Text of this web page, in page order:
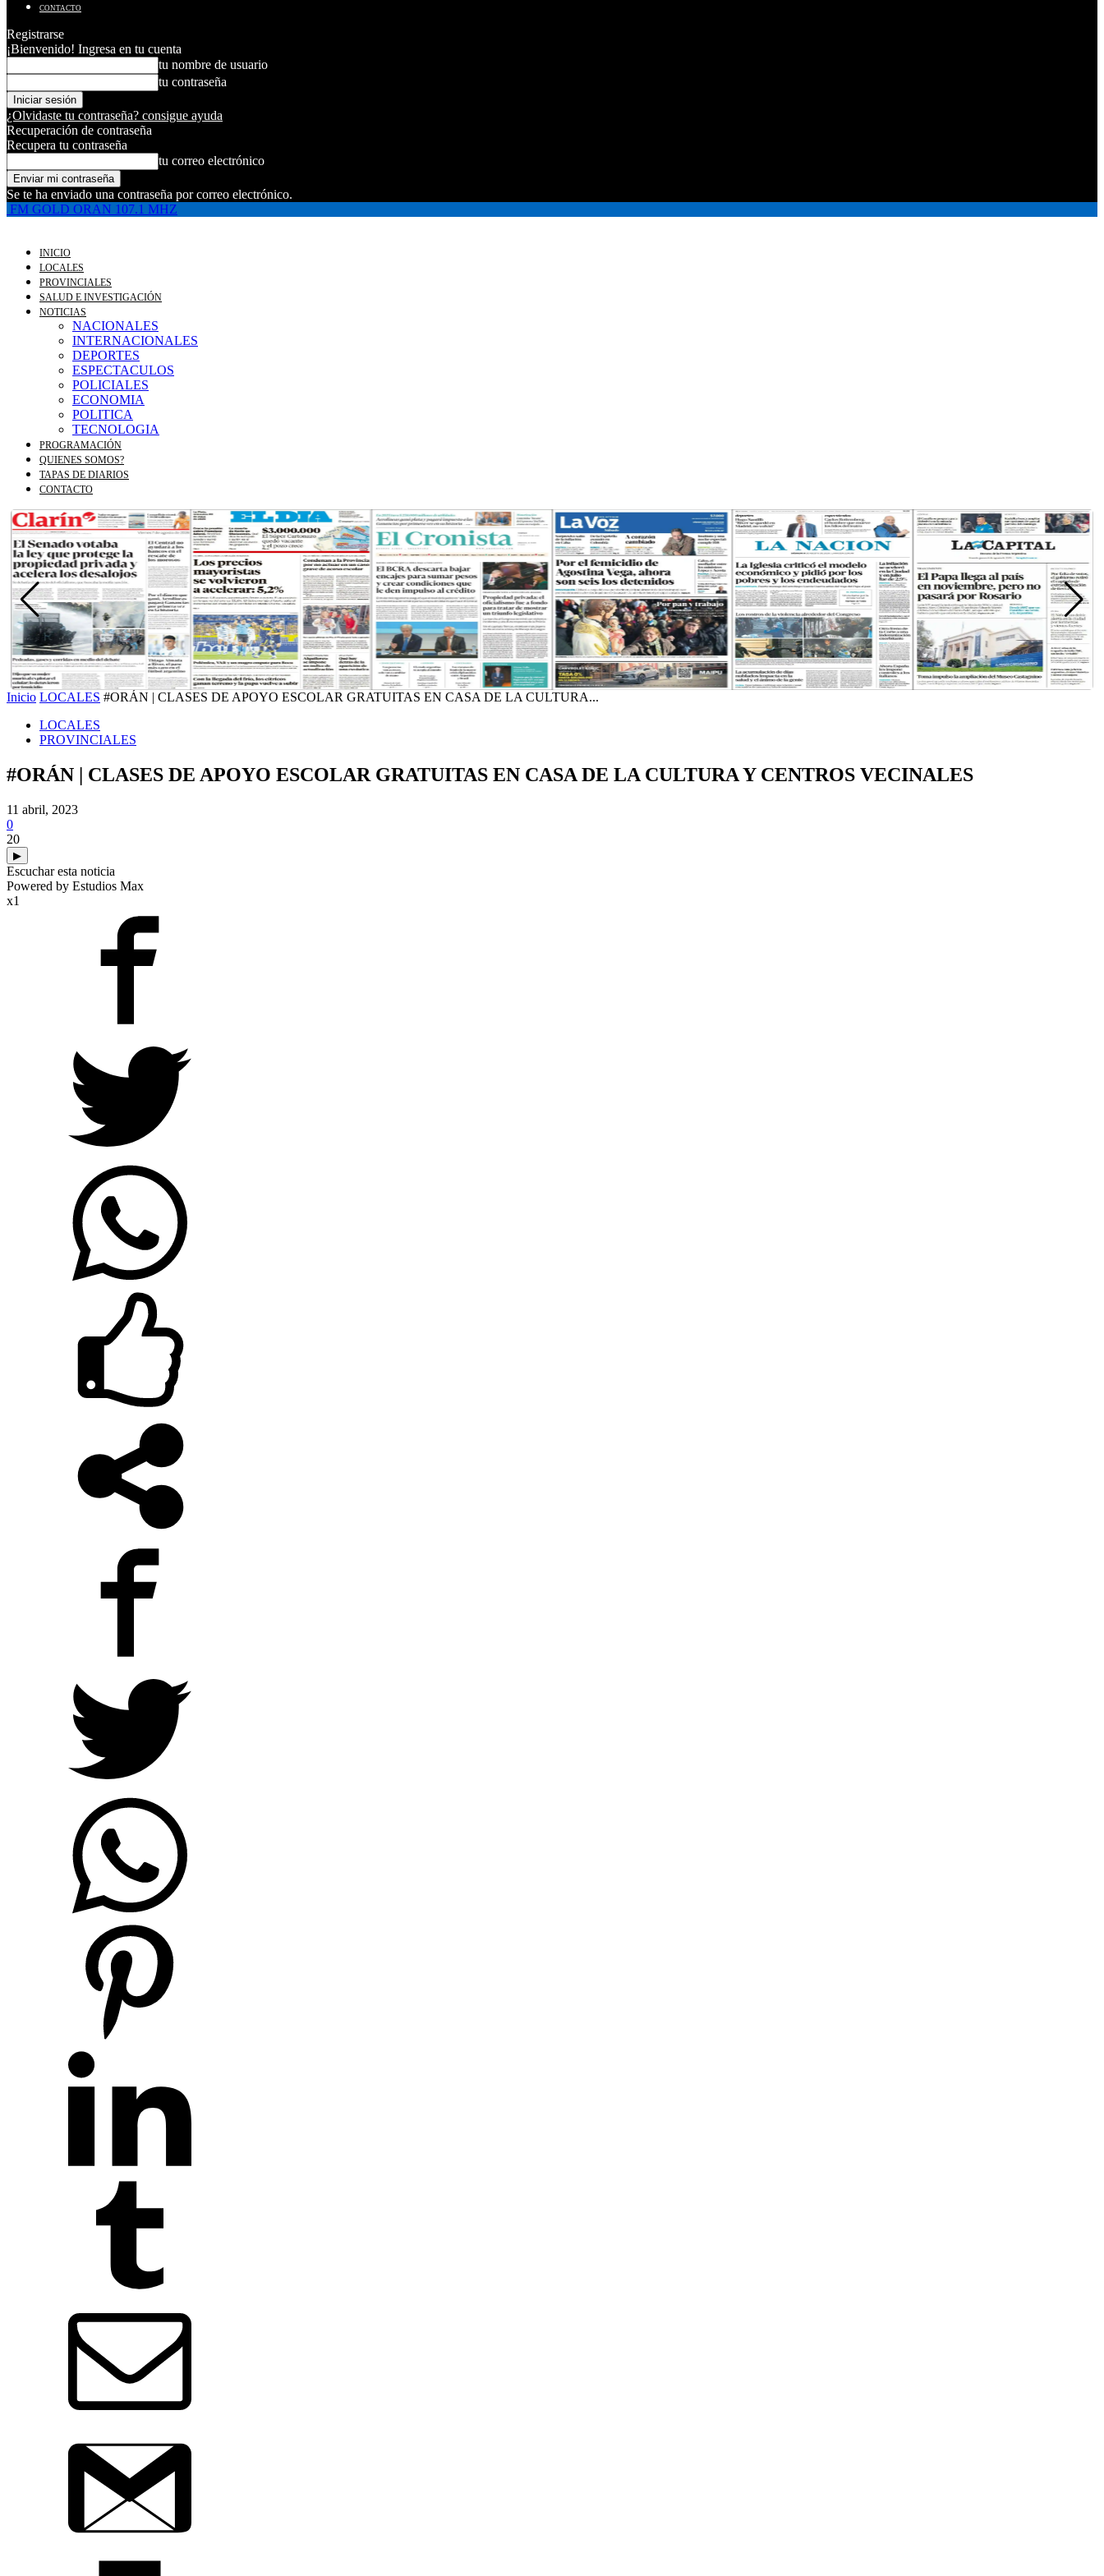
CONTACTO
Registrarse
¡Bienvenido! Ingresa en tu cuenta
tu nombre de usuario
tu contraseña
¿Olvidaste tu contraseña? consigue ayuda
Recuperación de contraseña
Recupera tu contraseña
tu correo electrónico
Se te ha enviado una contraseña por correo electrónico.
FM GOLD ORAN 107.1 MHZ
INICIO
LOCALES
PROVINCIALES
SALUD E INVESTIGACIÓN
NOTICIAS
NACIONALES
INTERNACIONALES
DEPORTES
ESPECTACULOS
POLICIALES
ECONOMIA
POLITICA
TECNOLOGIA
PROGRAMACIÓN
QUIENES SOMOS?
TAPAS DE DIARIOS
CONTACTO
Inicio LOCALES #ORÁN | CLASES DE APOYO ESCOLAR GRATUITAS EN CASA DE LA CULTURA...
LOCALES
PROVINCIALES
#ORÁN | CLASES DE APOYO ESCOLAR GRATUITAS EN CASA DE LA CULTURA Y CENTROS VECINALES
11 abril, 2023
0
20
▶
Escuchar esta noticia
Powered by Estudios Max
x1